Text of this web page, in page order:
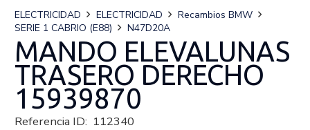
ELECTRICIDAD ELECTRICIDAD
Recambios BMW
SERIE 1 CABRIO (E88)
N47D20A
MANDO ELEVALUNAS
TRASERO DERECHO
15939870
Referencia ID: 112340